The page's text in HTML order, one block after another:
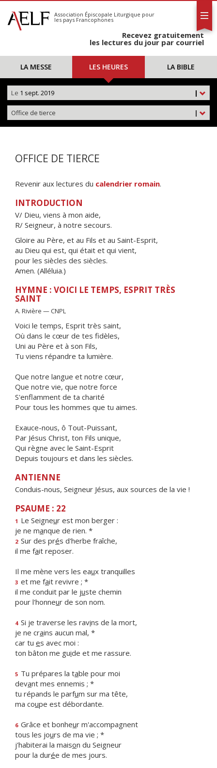
S'abonner
Calendrier
Association Épiscopale Liturgique pour
les pays Francophones
Recevez gratuitement
les lectures du jour par courriel
LA MESSE LES HEURES LA BIBLE
|
Le 1 sept. 2019
|
Office de tierce
OFFICE DE TIERCE
Revenir aux lectures du calendrier romain.
INTRODUCTION
V/ Dieu, viens à mon aide,
R/ Seigneur, à notre secours.
Gloire au Père, et au Fils et au Saint-Esprit,
au Dieu qui est, qui était et qui vient,
pour les siècles des siècles.
Amen. (Alléluia.)
HYMNE : VOICI LE TEMPS, ESPRIT TRÈS
SAINT
A. Rivière — CNPL
Voici le temps, Esprit très saint,
Où dans le cœur de tes fidèles,
Uni au Père et à son Fils,
Tu viens répandre ta lumière.
Que notre langue et notre cœur,
Que notre vie, que notre force
S'enflamment de ta charité
Pour tous les hommes que tu aimes.
Exauce-nous, ô Tout-Puissant,
Par Jésus Christ, ton Fils unique,
Qui règne avec le Saint-Esprit
Depuis toujours et dans les siècles.
ANTIENNE
Conduis-nous, Seigneur Jésus, aux sources de la vie !
PSAUME : 22
1 Le Seigneur est mon berger :
je ne manque de rien. *
2 Sur des prés d'herbe fraîche,
il me fait reposer.
Il me mène vers les eaux tranquilles
3 et me fait revivre ; *
il me conduit par le juste chemin
pour l'honneur de son nom.
4 Si je traverse les ravins de la mort,
je ne crains aucun mal, *
car tu es avec moi :
ton bâton me guide et me rassure.
5 Tu prépares la table pour moi
devant mes ennemis ; *
tu répands le parfum sur ma tête,
ma coupe est débordante.
6 Grâce et bonheur m'accompagnent
tous les jours de ma vie ; *
j'habiterai la maison du Seigneur
pour la durée de mes jours.